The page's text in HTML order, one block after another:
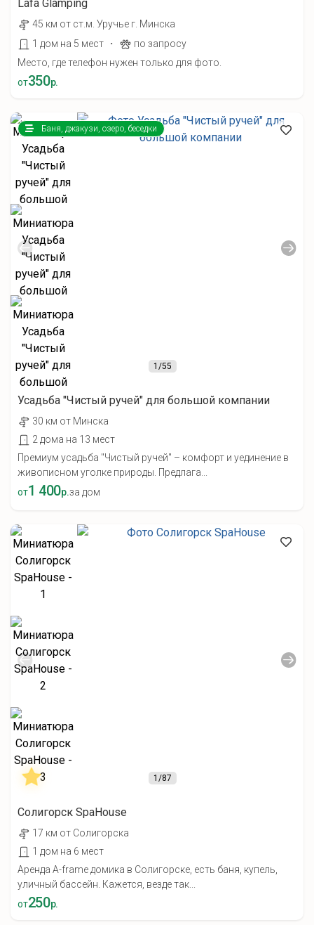
Lafa Glamping
45 км от ст.м. Уручье г. Минска
1 дом на 5 мест
·
по запросу
Место, где телефон нужен только для фото.
от350р.
1/55
Баня, джакузи, озеро, беседки
Усадьба "Чистый ручей" для большой компании
30 км от Минска
2 дома на 13 мест
Премиум усадьба "Чистый ручей" – комфорт и уединение в
живописном уголке природы. Предлага...
от1 400р.за дом
1/87
Солигорск SpaHouse
17 км от Солигорска
1 дом на 6 мест
Аренда A-frame домика в Солигорске, есть баня, купель,
уличный бассейн. Кажется, везде так...
от250р.